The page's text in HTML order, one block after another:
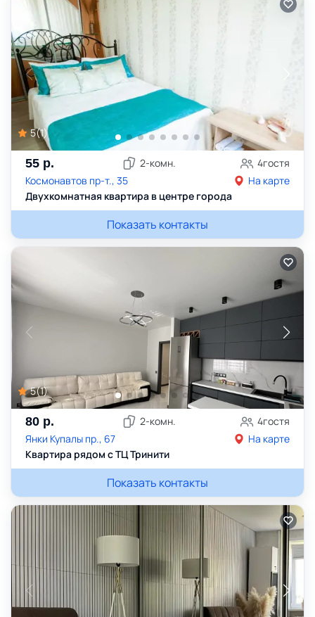
5(1)
55 р. 2-комн. 4гостя
Космонавтов пр-т., 35
На карте
Двухкомнатная квартира в центре города
Показать контакты
5(1)
80 р. 2-комн. 4гостя
Янки Купалы пр., 67
На карте
Квартира рядом с ТЦ Тринити
Показать контакты